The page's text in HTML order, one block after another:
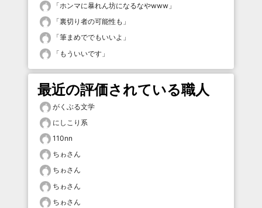
「ホンマに暴れん坊になるなやwww 」
「裏切り者の可能性も 」
「筆まめででもいいよ 」
「 もういいです 」
最近の評価されている職人
がくぶる文学
にしこり系
110nn
ちゎさん
ちゎさん
ちゎさん
ちゎさん